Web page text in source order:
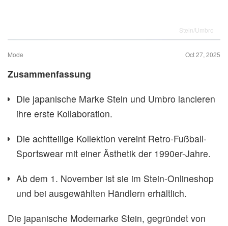
Stein/Umbro
Mode Oct 27, 2025
Zusammenfassung
Die japanische Marke Stein und Umbro lancieren
ihre erste Kollaboration.
Die achtteilige Kollektion vereint Retro-Fußball-
Sportswear mit einer Ästhetik der 1990er-Jahre.
Ab dem 1. November ist sie im Stein-Onlineshop
und bei ausgewählten Händlern erhältlich.
Die japanische Modemarke Stein, gegründet von